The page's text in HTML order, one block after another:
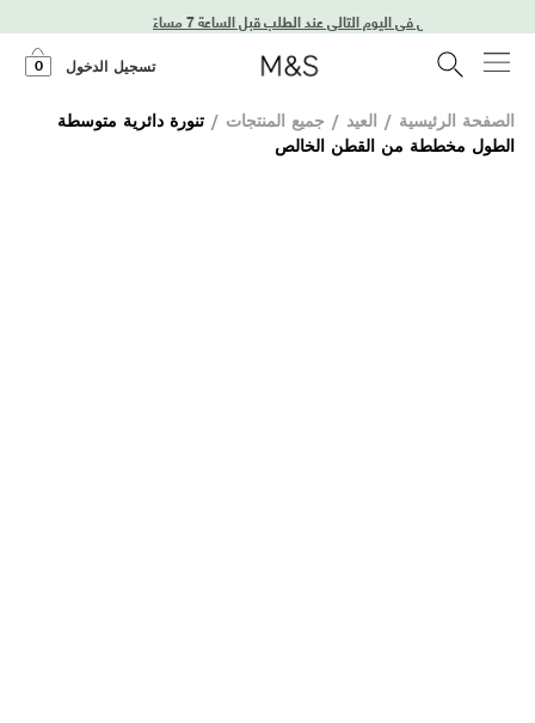
توصيل في اليوم التالي عند الطلب قبل الساعة 7 مساءً
تسجيل الدخول 0
الصفحة الرئيسية / العيد / جميع المنتجات / تنورة دائرية متوسطة
الطول مخططة من القطن الخالص